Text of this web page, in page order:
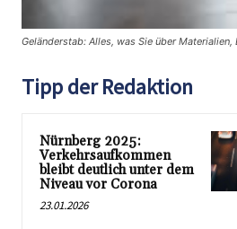
Geländerstab: Alles, was Sie über
Tipp der Redaktion
Nürnberg 2025:
Verkehrsaufkommen
bleibt deutlich unter dem
Niveau vor Corona
23.01.2026